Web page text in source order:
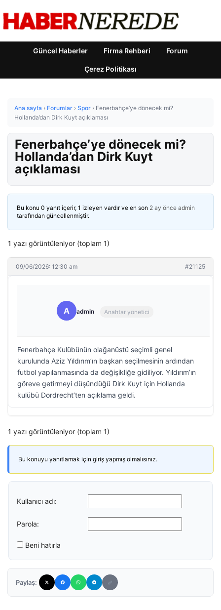
Güncel Haberler Firma Rehberi Forum
Çerez Politikası
Ana sayfa › Forumlar › Spor › Fenerbahçe’ye dönecek mi?
Hollanda’dan Dirk Kuyt açıklaması
Fenerbahçe’ye dönecek mi?
Hollanda’dan Dirk Kuyt
açıklaması
Bu konu 0 yanıt içerir, 1 izleyen vardır ve en son 2 ay önce admin
tarafından güncellenmiştir.
1 yazı görüntüleniyor (toplam 1)
09/06/2026: 12:30 am #21125
A admin Anahtar yönetici
Fenerbahçe Kulübünün olağanüstü seçimli genel
kurulunda Aziz Yıldırım’ın başkan seçilmesinin ardından
futbol yapılanmasında da değişikliğe gidiliyor. Yıldırım’ın
göreve getirmeyi düşündüğü Dirk Kuyt için Hollanda
kulübü Dordrecht’ten açıklama geldi.
1 yazı görüntüleniyor (toplam 1)
Bu konuyu yanıtlamak için giriş yapmış olmalısınız.
Kullanıcı adı:
Parola:
Beni hatırla
Paylaş: